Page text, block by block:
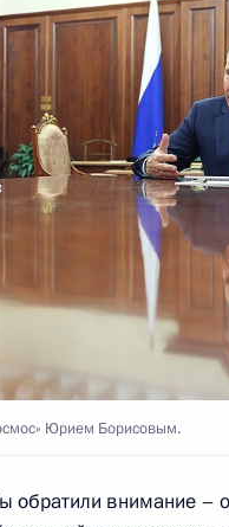
и пленарного
«Наука»
Федерации
Юрием Борисовым.
обратили внимание –